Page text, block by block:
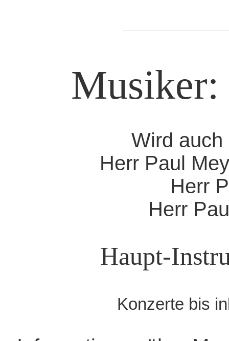
Musiker:
Wird
Herr Paul
Herr
Herr
Haupt-
Konzerte bis